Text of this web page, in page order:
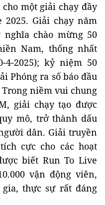
một giải chạy đầy
Giải chạy năm
chào mừng 50
Nam, thống nhất
4-2025); kỷ niệm 50
Phóng ra số báo đầu
Trong niềm vui chung
giải chạy tạo được
mô, trở thành dấu
dân. Giải truyền
cực cho các hoạt
biết Run To Live
vận động viên,
thực sự rất đáng